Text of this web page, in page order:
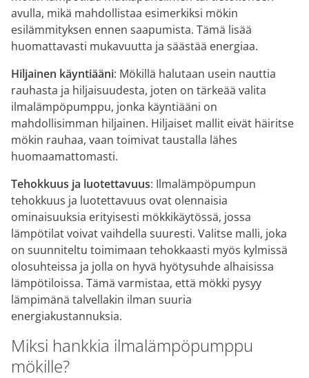
avulla, mikä mahdollistaa esimerkiksi mökin
esilämmityksen ennen saapumista. Tämä lisää
huomattavasti mukavuutta ja säästää energiaa.
Hiljainen käyntiääni: Mökillä halutaan usein nauttia
rauhasta ja hiljaisuudesta, joten on tärkeää valita
ilmalämpöpumppu, jonka käyntiääni on
mahdollisimman hiljainen. Hiljaiset mallit eivät häiritse
mökin rauhaa, vaan toimivat taustalla lähes
huomaamattomasti.
Tehokkuus ja luotettavuus: Ilmalämpöpumpun
tehokkuus ja luotettavuus ovat olennaisia
ominaisuuksia erityisesti mökkikäytössä, jossa
lämpötilat voivat vaihdella suuresti. Valitse malli, joka
on suunniteltu toimimaan tehokkaasti myös kylmissä
olosuhteissa ja jolla on hyvä hyötysuhde alhaisissa
lämpötiloissa. Tämä varmistaa, että mökki pysyy
lämpimänä talvellakin ilman suuria
energiakustannuksia.
Miksi hankkia ilmalämpöpumppu
mökille?